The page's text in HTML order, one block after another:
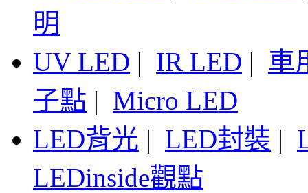
明
UV LED | IR LED | 車
子點 | Micro LED
LED背光 | LED封裝 |
LEDinside觀點